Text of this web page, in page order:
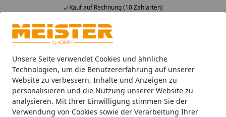
Unsere Seite verwendet Cookies und ähnliche
Technologien, um die Benutzererfahrung auf unserer
Website zu verbessern, Inhalte und Anzeigen zu
personalisieren und die Nutzung unserer Website zu
analysieren. Mit Ihrer Einwilligung stimmen Sie der
Verwendung von Cookies sowie der Verarbeitung Ihrer
Kauf auf Rechnung (10 Zahlarten)
Alle Produkte
Mein Konto
Suchen
Startseite
Handmuster Meister Laminatboden MeisterDesign.
Handmuster Meister Laminatboden